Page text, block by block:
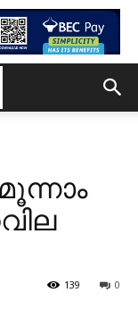
0
139